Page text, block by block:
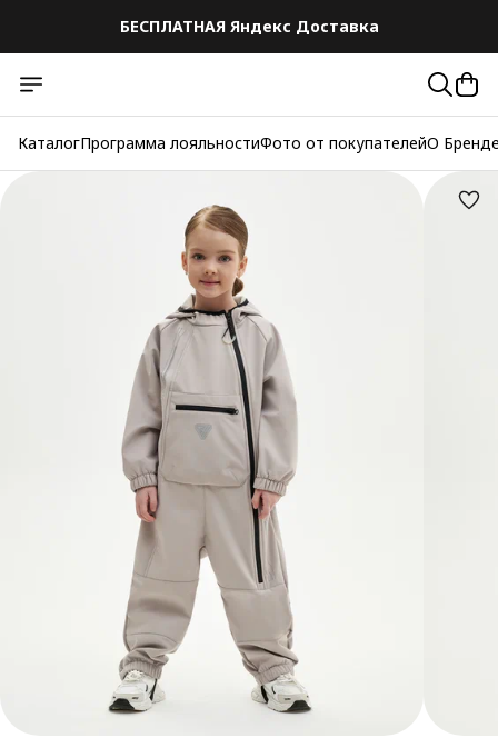
БЕСПЛАТНАЯ Яндекс Доставка
КаталогПрограмма лояльностиФото от покупателейО